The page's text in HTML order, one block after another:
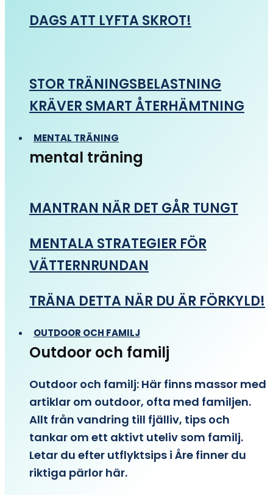
DAGS ATT LYFTA SKROT!
STOR TRÄNINGSBELASTNING
KRÄVER SMART ÅTERHÄMTNING
MENTAL TRÄNING
mental träning
MANTRAN NÄR DET GÅR TUNGT
MENTALA STRATEGIER FÖR
VÄTTERNRUNDAN
TRÄNA DETTA NÄR DU ÄR FÖRKYLD!
OUTDOOR OCH FAMILJ
Outdoor och familj
Outdoor och familj: Här finns massor med
artiklar om outdoor, ofta med familjen.
Allt från vandring till fjälliv, tips och
tankar om ett aktivt uteliv som familj.
Letar du efter utflyktsips i Åre finner du
riktiga pärlor här.